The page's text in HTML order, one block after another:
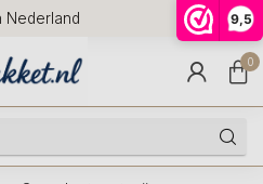
9,5
Nederland
Voor
huis
9.5
0